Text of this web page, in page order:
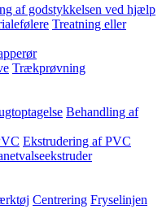
af godstykkelsen ved hjælp
Treatning eller
Trækprøvning
Behandling af
Ekstrudering af PVC
Centrering Fryselinjen